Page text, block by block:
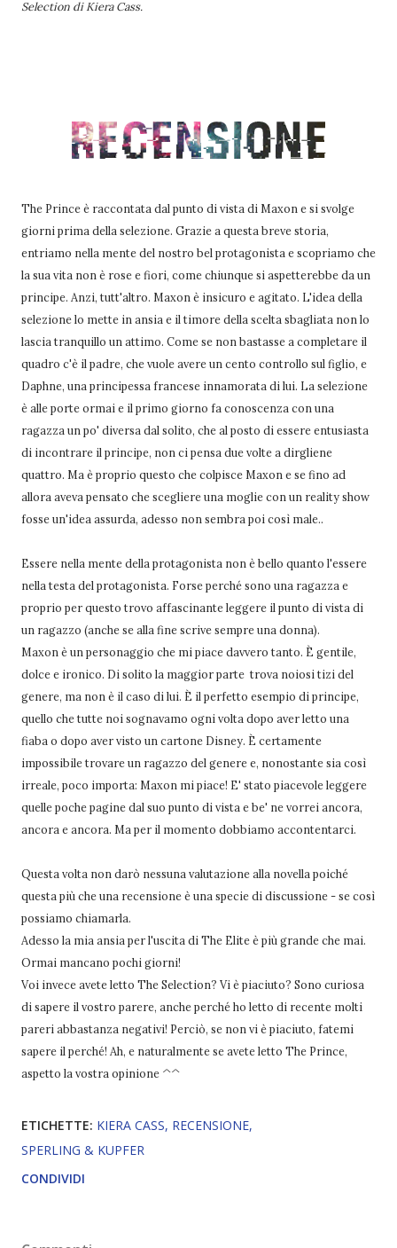
Selection di Kiera Cass.
The Prince è raccontata dal punto di vista di Maxon e si svolge
giorni prima della selezione. Grazie a questa breve storia,
entriamo nella mente del nostro bel protagonista e scopriamo che
la sua vita non è rose e fiori, come chiunque si aspetterebbe da un
principe. Anzi, tutt'altro. Maxon è insicuro e agitato. L'idea della
selezione lo mette in ansia e il timore della scelta sbagliata non lo
lascia tranquillo un attimo. Come se non bastasse a completare il
quadro c'è il padre, che vuole avere un cento controllo sul figlio, e
Daphne, una principessa francese innamorata di lui. La selezione
è alle porte ormai e il primo giorno fa conoscenza con una
ragazza un po' diversa dal solito, che al posto di essere entusiasta
di incontrare il principe, non ci pensa due volte a dirgliene
quattro. Ma è proprio questo che colpisce Maxon e se fino ad
allora aveva pensato che scegliere una moglie con un reality show
fosse un'idea assurda, adesso non sembra poi così male..
Essere nella mente della protagonista non è bello quanto l'essere
nella testa del protagonista. Forse perché sono una ragazza e
proprio per questo trovo affascinante leggere il punto di vista di
un ragazzo (anche se alla fine scrive sempre una donna).
Maxon è un personaggio che mi piace davvero tanto. È gentile,
dolce e ironico. Di solito la maggior parte trova noiosi tizi del
genere, ma non è il caso di lui. È il perfetto esempio di principe,
quello che tutte noi sognavamo ogni volta dopo aver letto una
fiaba o dopo aver visto un cartone Disney. È certamente
impossibile trovare un ragazzo del genere e, nonostante sia così
irreale, poco importa: Maxon mi piace! E' stato piacevole leggere
quelle poche pagine dal suo punto di vista e be' ne vorrei ancora,
ancora e ancora. Ma per il momento dobbiamo accontentarci.
Questa volta non darò nessuna valutazione alla novella poiché
questa più che una recensione è una specie di discussione - se così
possiamo chiamarla.
Adesso la mia ansia per l'uscita di The Elite è più grande che mai.
Ormai mancano pochi giorni!
Voi invece avete letto The Selection? Vi è piaciuto? Sono curiosa
di sapere il vostro parere, anche perché ho letto di recente molti
pareri abbastanza negativi! Perciò, se non vi è piaciuto, fatemi
sapere il perché! Ah, e naturalmente se avete letto The Prince,
aspetto la vostra opinione ^^
ETICHETTE: KIERA CASS RECENSIONE
SPERLING & KUPFER
CONDIVIDI